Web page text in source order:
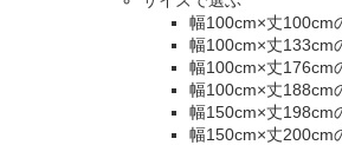
幅100cm×丈100cm
幅100cm×丈133cm
幅100cm×丈176cm
幅100cm×丈188cm
幅150cm×丈198cm
幅150cm×丈200cm